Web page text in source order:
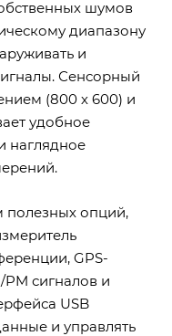
шумов
диапазону
и
Сенсорный
(800 х 600) и
удобное
наглядное
опций,
GPS-
сигналов и
USB
и управлять